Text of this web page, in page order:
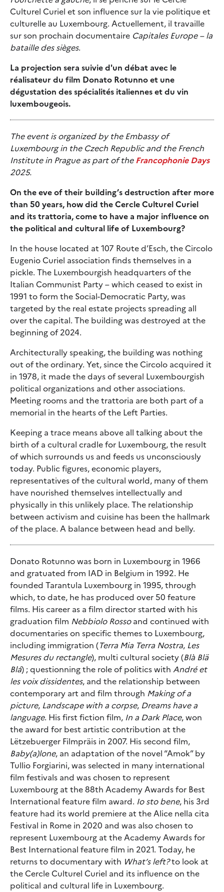
Culturel Curiel et son influence sur la vie politique et
culturelle au Luxembourg. Actuellement, il travaille
sur son prochain documentaire Capitales Europe – la
bataille des sièges.
La projection sera suivie d'un débat avec le
réalisateur du film Donato Rotunno et une
dégustation des spécialités italiennes et du vin
luxembougeois.
The event is organized by the Embassy of
Luxembourg in the Czech Republic and the French
Institute in Prague as part of theFrancophonie Days
2025.
On the eve of their building’s destruction after more
than 50 years, how did the Cercle Culturel Curiel
and its trattoria, come to have a major influence on
the political and cultural life of Luxembourg?
In the house located at 107 Route d’Esch, the Circolo
Eugenio Curiel association finds themselves in a
pickle. The Luxembourgish headquarters of the
Italian Communist Party – which ceased to exist in
1991 to form the Social-Democratic Party, was
targeted by the real estate projects spreading all
over the capital. The building was destroyed at the
beginning of 2024.
Architecturally speaking, the building was nothing
out of the ordinary. Yet, since the Circolo acquired it
in 1978, it made the days of several Luxembourgish
political organizations and other associations.
Meeting rooms and the trattoria are both part of a
memorial in the hearts of the Left Parties.
Keeping a trace means above all talking about the
birth of a cultural cradle for Luxembourg, the result
of which surrounds us and feeds us unconsciously
today. Public figures, economic players,
representatives of the cultural world, many of them
have nourished themselves intellectually and
physically in this unlikely place. The relationship
between activism and cuisine has been the hallmark
of the place. A balance between head and belly.
Donato Rotunno was born in Luxembourg in 1966
and gratuated from IAD in Belgium in 1992. He
founded Tarantula Luxembourg in 1995, through
which, to date, he has produced over 50 feature
films. His career as a film director started with his
graduation film Nebbiolo Rossoand continued with
documentaries on specific themes to Luxembourg,
including immigration (Terra Mia Terra Nostra, Les
Mesures du rectangle), multi cultural society (Blà Blä
Blá) ; questionning the role of politics with André et
les voix dissidentes, and the relationship between
contemporary art and film through Making of a
picture, Landscape with a corpse, Dreams have a
language. His first fiction film, In a Dark Place, won
the award for best artistic contribution at the
Lëtzebuerger Filmpräis in 2007. His second film,
Baby(a)lone, an adaptation of the novel “Amok” by
Tullio Forgiarini, was selected in many international
film festivals and was chosen to represent
Luxembourg at the 88th Academy Awards for Best
International feature film award. Io sto bene, his 3rd
feature had its world premiere at the Alice nella cita
Festival in Rome in 2020 and was also chosen to
represent Luxembourg at the Academy Awards for
Best International feature film in 2021. Today, he
returns to documentary with What’s left?to look at
the Cercle Culturel Curiel and its influence on the
political and cultural life in Luxembourg.